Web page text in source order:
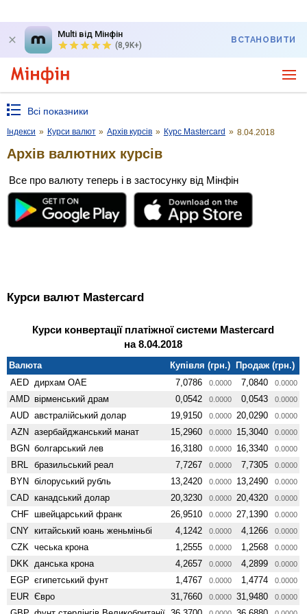
Multi від Мінфін
(8,9K+)
ВСТАНОВИТИ
Всі показники
Індекси » Курси валют » Архів курсів » Курс Mastercard » 8.04.2018
Архів валютних курсів
Все про валюту теперь і в застосунку від Мінфін
Курси валют Mastercard
Курси конвертації платіжної системи Mastercard
на 8.04.2018
Валюта Купівля (грн.)
Продаж (грн.)
AED дирхам ОАЕ 7,0786 0.0000 7,0840 0.0000
AMD вiрменський драм 0,0542 0.0000 0,0543 0.0000
AUD австралійський долар 19,9150 0.0000 20,0290 0.0000
AZN азербайджанський манат 15,2960 0.0000 15,3040 0.0000
BGN болгарський лев 16,3180 0.0000 16,3340 0.0000
BRL бразильський реал 7,7267 0.0000 7,7305 0.0000
BYN білоруський рубль 13,2420 0.0000 13,2490 0.0000
CAD канадський долар 20,3230 0.0000 20,4320 0.0000
CHF швейцарський франк 26,9510 0.0000 27,1390 0.0000
CNY китайський юань женьмiньбi 4,1242 0.0000 4,1266 0.0000
CZK чеська крона 1,2555 0.0000 1,2568 0.0000
DKK данська крона 4,2657 0.0000 4,2899 0.0000
EGP єгипетський фунт 1,4767 0.0000 1,4774 0.0000
EUR Євро 31,7660 0.0000 31,9480 0.0000